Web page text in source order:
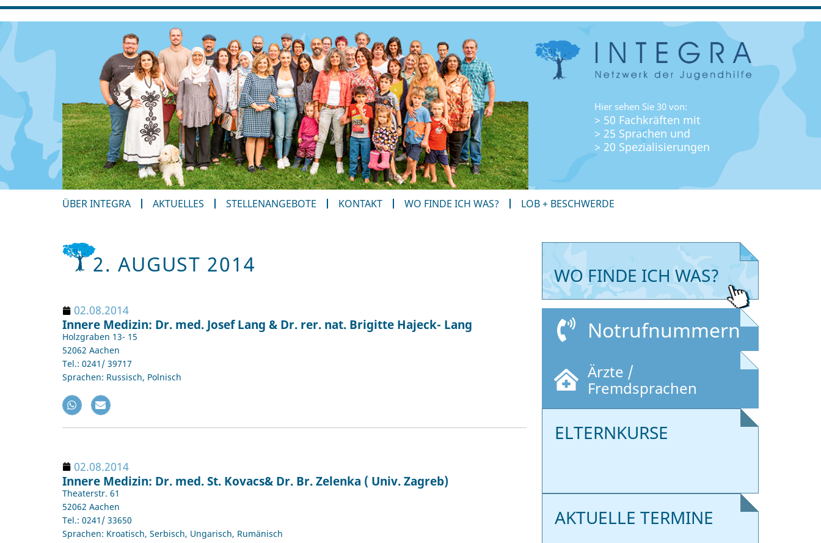
Hier sehen Sie 30 von:
> 50 Fachkräften mit
> 25 Sprachen und
> 20 Spezialisierungen
ÜBER INTEGRA AKTUELLES STELLENANGEBOTE KONTAKT WO FINDE ICH WAS? LOB + BESCHWERDE
2. AUGUST 2014
02.08.2014
Innere Medizin: Dr. med. Josef Lang & Dr. rer. nat. Brigitte Hajeck- Lang
Holzgraben 13- 15
52062 Aachen
Tel.: 0241/ 39717
Sprachen: Russisch, Polnisch
02.08.2014
Innere Medizin: Dr. med. St. Kovacs& Dr. Br. Zelenka ( Univ. Zagreb)
Theaterstr. 61
52062 Aachen
Tel.: 0241/ 33650
Sprachen: Kroatisch, Serbisch, Ungarisch, Rumänisch
WO FINDE ICH WAS?
Notrufnummern
Ärzte /
Fremdsprachen
ELTERNKURSE
AKTUELLE TERMINE